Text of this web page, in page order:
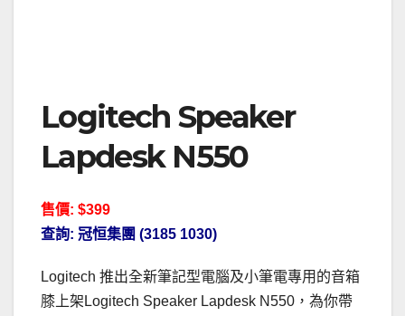
Logitech Speaker
Lapdesk N550
售價: $399
查詢: 冠恒集團 (3185 1030)
Logitech 推出全新筆記型電腦及小筆電專用的音箱
膝上架Logitech Speaker Lapdesk N550，為你帶